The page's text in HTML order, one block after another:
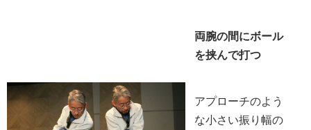
両腕の間にボール
を挟んで打つ
アプローチのよう
な小さい振り幅の